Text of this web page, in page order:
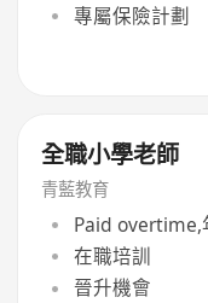
專屬保險計劃
全職小學老師
青藍教育
Paid overtime,
在職培訓
晉升機會